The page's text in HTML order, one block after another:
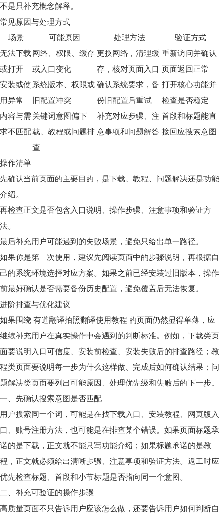
不是只补充概念解释。
常见原因与处理方式
场景
可能原因 处理方法
验证方式
无法下载
或打开
网络、权限、缓存
或入口变化
更换网络，清理缓
存，核对页面入口
重新访问并确认
页面返回正常
安装或使
用异常
系统版本、权限或
旧配置冲突
确认系统要求，备
份旧配置后重试
打开核心功能并
检查是否稳定
内容与需
求不匹配
关键词意图偏下
载、教程或问题排
查
补充对应步骤、注
意事项和问题解答
首段和标题能直
接回应搜索意图
操作清单
先确认当前页面的主要目的，是下载、教程、问题解决还是功能
介绍。
再检查正文是否包含入口说明、操作步骤、注意事项和验证方
法。
最后补充用户可能遇到的失败场景，避免只给出单一路径。
如果你是第一次使用，建议先阅读页面中的步骤说明，再根据自
己的系统环境选择对应方案。如果之前已经安装过旧版本，操作
前最好确认是否需要备份历史配置，避免覆盖后无法恢复。
进阶排查与优化建议
如果围绕 有道翻译拍照翻译使用教程 的页面仍然显得单薄，应
继续补充用户在真实操作中会遇到的判断标准。例如，下载类页
面要说明入口可信度、安装前检查、安装失败后的排查路径；教
程类页面要说明每一步为什么这样做、完成后如何确认结果；问
题解决类页面要列出可能原因、处理优先级和失败后的下一步。
一、先确认搜索意图是否匹配
用户搜索同一个词，可能是在找下载入口、安装教程、网页版入
口、账号注册方法，也可能是在排查某个错误。如果页面标题承
诺的是下载，正文就不能只写功能介绍；如果标题承诺的是教
程，正文就必须给出清晰步骤、注意事项和验证方法。返工时应
优先检查标题、首段和小节标题是否指向同一个意图。
二、补充可验证的操作步骤
高质量页面不只告诉用户应该怎么做，还要告诉用户如何判断自